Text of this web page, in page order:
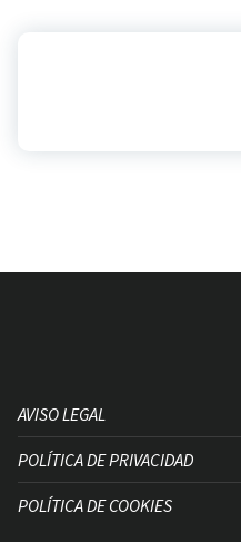
AVISO LEGAL
POLÍTICA DE PRIVACIDAD
POLÍTICA DE COOKIES